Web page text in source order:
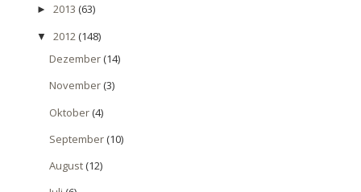
► 2013 (63)
▼ 2012(148)
Dezember(14)
November(3)
Oktober(4)
September(10)
August(12)